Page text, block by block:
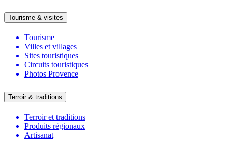
Tourisme & visites
Tourisme
Villes et villages
Sites touristiques
Circuits touristiques
Photos Provence
Terroir & traditions
Terroir et traditions
Produits régionaux
Artisanat